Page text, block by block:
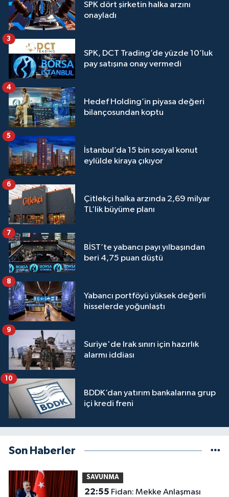
SPK dört şirketin halka arzını
onayladı
SPK, DCT Trading’de yüzde 10’luk
pay satışına onay vermedi
3
Hedef Holding’in piyasa değeri
bilançosundan koptu
4
İstanbul’da 15 bin sosyal konut
eylülde kiraya çıkıyor
5
Çitlekçi halka arzında 2,69 milyar
TL’lik büyüme planı
6
BİST’te yabancı payı yılbaşından
beri 4,75 puan düştü
7
Yabancı portföyü yüksek değerli
hisselerde yoğunlaştı
8
Suriye'de Irak sınırı için hazırlık
alarmı iddiası
9
BDDK’dan yatırım bankalarına grup
içi kredi freni
10
Son Haberler
SAVUNMA
22:55